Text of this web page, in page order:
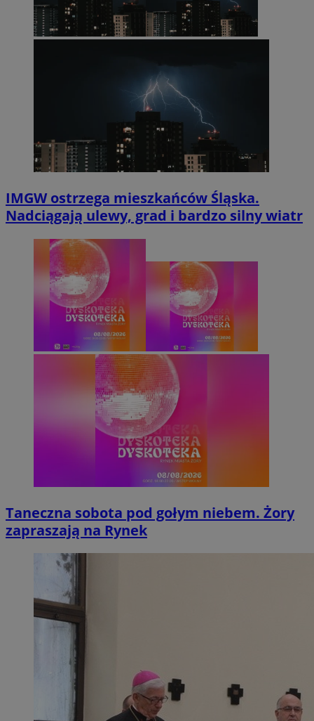
IMGW ostrzega mieszkańców Śląska.
Nadciągają ulewy, grad i bardzo silny wiatr
Taneczna sobota pod gołym niebem. Żory
zapraszają na Rynek